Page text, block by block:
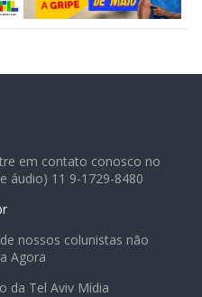
em contato conosco no
áudio) 11 9-1729-8480
nossos colunistas não
Agora
da Tel Aviv Mídia